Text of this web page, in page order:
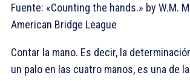
Fuente: «Counting the hands.» by W.M.
American Bridge League
Contar la mano. Es decir, la
un palo en las cuatro manos, es una de